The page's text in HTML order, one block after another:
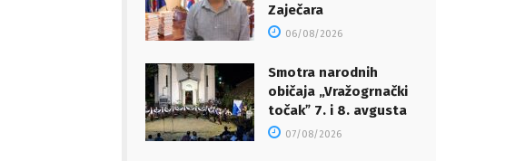
Zaječara
06/08/2026
Smotra narodnih
običaja „Vražogrnački
točakˮ 7. i 8. avgusta
07/08/2026